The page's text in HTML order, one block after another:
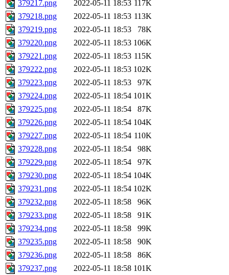
379217.png 2022-05-11 18:53 117K
379218.png
2022-05-11 18:53 113K
379219.png
2022-05-11 18:53
78K
379220.png
2022-05-11 18:53 106K
379221.png
2022-05-11 18:53 115K
379222.png
2022-05-11 18:53 102K
379223.png
2022-05-11 18:53
97K
379224.png
2022-05-11 18:54 101K
379225.png
2022-05-11 18:54
87K
379226.png
2022-05-11 18:54 104K
379227.png
2022-05-11 18:54 110K
379228.png
2022-05-11 18:54
98K
379229.png
2022-05-11 18:54
97K
379230.png
2022-05-11 18:54 104K
379231.png
2022-05-11 18:54 102K
379232.png
2022-05-11 18:58
96K
379233.png
2022-05-11 18:58
91K
379234.png
2022-05-11 18:58
99K
379235.png
2022-05-11 18:58
90K
379236.png
2022-05-11 18:58
86K
379237.png
2022-05-11 18:58 101K